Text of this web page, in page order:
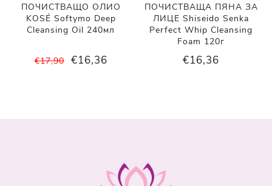
ПОЧИСТВАЩО ОЛИО
KOSÉ Softymo Deep
Cleansing Oil 240мл
€17,90 €16,36
ПОЧИСТВАЩА ПЯНА ЗА
ЛИЦЕ Shiseido Senka
Perfect Whip Cleansing
Foam 120г
€16,36